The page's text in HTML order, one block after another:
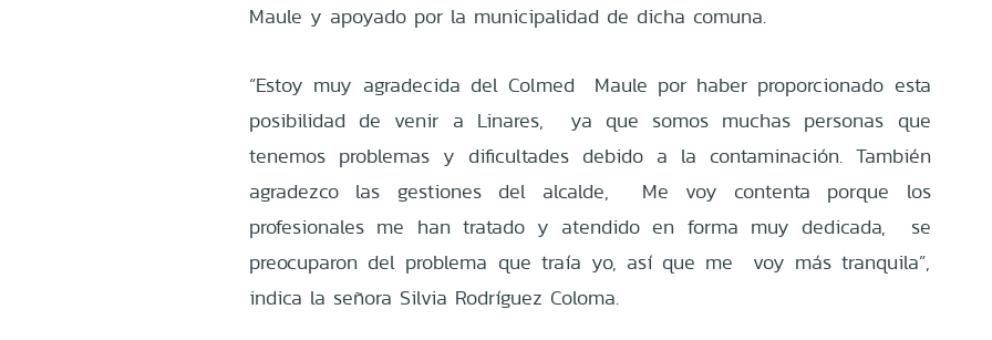
Maule y apoyado por la municipalidad de dicha comuna.
“Estoy muy agradecida del Colmed Maule por haber proporcionado esta
posibilidad de venir a Linares, ya que somos muchas personas que
tenemos problemas y dificultades debido a la contaminación. También
agradezco las gestiones del alcalde, Me voy contenta porque los
profesionales me han tratado y atendido en forma muy dedicada, se
preocuparon del problema que traía yo, así que me voy más tranquila”,
indica la señora Silvia Rodríguez Coloma.